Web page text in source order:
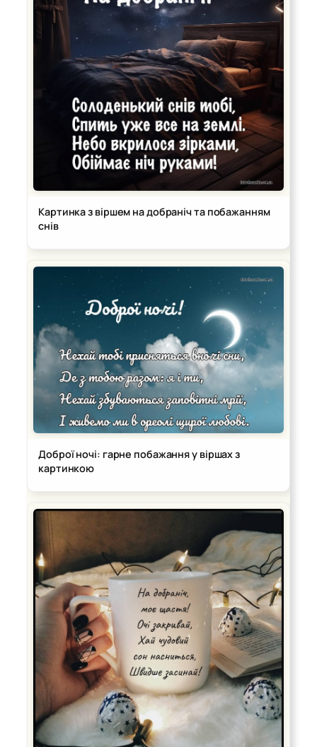
Картинка з віршем на добраніч та побажанням
снів
Доброї ночі: гарне побажання у віршах з
картинкою